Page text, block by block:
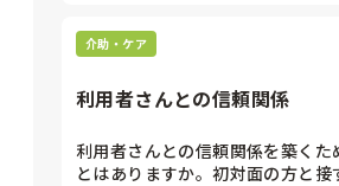
介助・ケア
利用者さんとの信頼関係
利用者さんとの信頼関係を築くた
とはありますか。初対面の方と